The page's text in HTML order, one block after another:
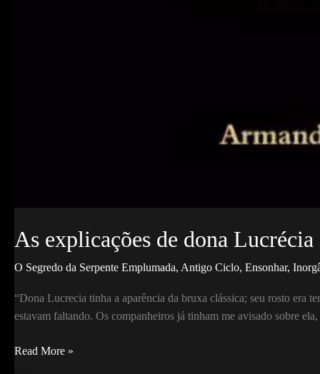
As explicações de dona
O Segredo da Serpente Emplumada, Antigo Ciclo, Ensonhar,
“Dona Lucrecia tinha a aparência da bruxa clássica; seu rosto era
estavam faltando. Os companheiros já tinham me avisado sobre
As
Read More »